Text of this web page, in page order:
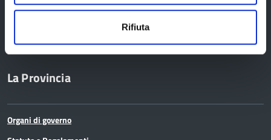
Rifiuta
La Provincia
Organi di governo